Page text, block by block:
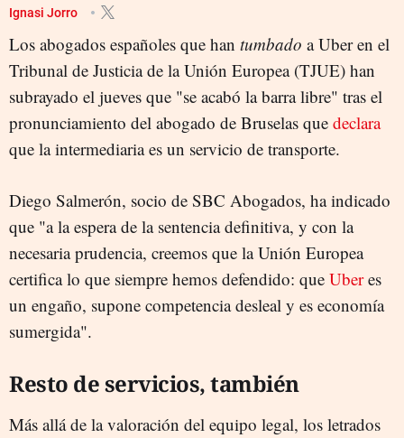
ECONOMÍA COLABORATIVA
TRIBUNAL DE JUSTICIA DE LA UNIÓN EUROPEA (TJUE)
Ignasi Jorro
Los abogados españoles que han tumbado a Uber en el
Tribunal de Justicia de la Unión Europea (TJUE) han
subrayado el jueves que "se acabó la barra libre" tras el
pronunciamiento del abogado de Bruselas que declara
que la intermediaria es un servicio de transporte.
Diego Salmerón, socio de SBC Abogados, ha indicado
que "a la espera de la sentencia definitiva, y con la
necesaria prudencia, creemos que la Unión Europea
certifica lo que siempre hemos defendido: que Uberes
un engaño, supone competencia desleal y es economía
sumergida".
Resto de servicios, también
Más allá de la valoración del equipo legal, los letrados